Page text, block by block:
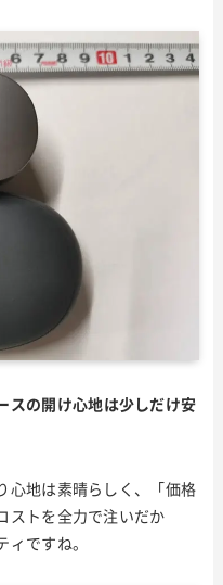
スの開け心地は少しだけ安
心地は素晴らしく、「価格
ストを全力で注いだか
ですね。